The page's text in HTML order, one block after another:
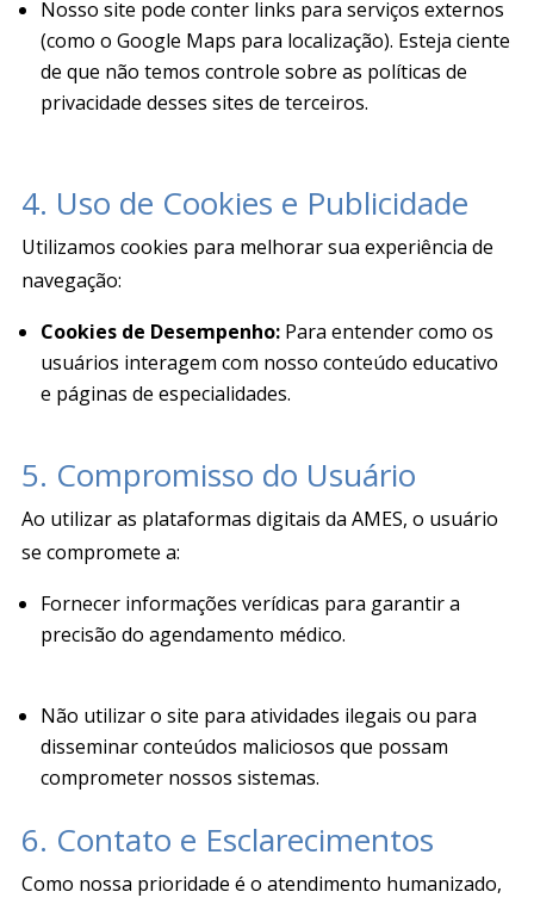
Nosso site pode conter links para serviços externos
(como o Google Maps para localização). Esteja ciente
de que não temos controle sobre as políticas de
privacidade desses sites de terceiros.
4. Uso de Cookies e Publicidade
Utilizamos cookies para melhorar sua experiência de
navegação:
Cookies de Desempenho:Para entender como os
usuários interagem com nosso conteúdo educativo
e páginas de especialidades.
5. Compromisso do Usuário
Ao utilizar as plataformas digitais da AMES, o usuário
se compromete a:
Fornecer informações verídicas para garantir a
precisão do agendamento médico.
Não utilizar o site para atividades ilegais ou para
disseminar conteúdos maliciosos que possam
comprometer nossos sistemas.
6. Contato e Esclarecimentos
Como nossa prioridade é o atendimento humanizado,